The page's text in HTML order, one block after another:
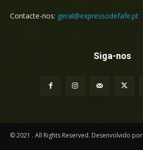
Contacte-nos: geral@expressodefafe.pt
Siga-nos
© 2021 . All Rights Reserved. Desenvolvido por